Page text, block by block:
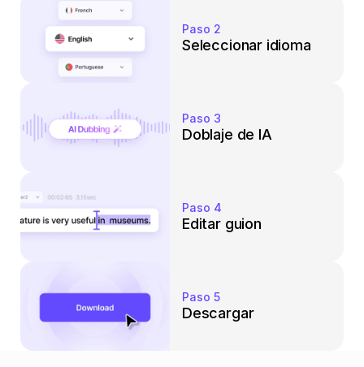
Paso 2
Seleccionar idioma
Paso 3
Doblaje de IA
Paso 4
Editar guion
Paso 5
Descargar